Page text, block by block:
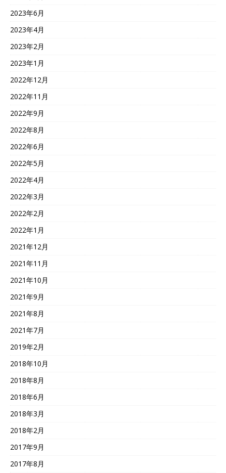
2023年6月
2023年4月
2023年2月
2023年1月
2022年12月
2022年11月
2022年9月
2022年8月
2022年6月
2022年5月
2022年4月
2022年3月
2022年2月
2022年1月
2021年12月
2021年11月
2021年10月
2021年9月
2021年8月
2021年7月
2019年2月
2018年10月
2018年8月
2018年6月
2018年3月
2018年2月
2017年9月
2017年8月